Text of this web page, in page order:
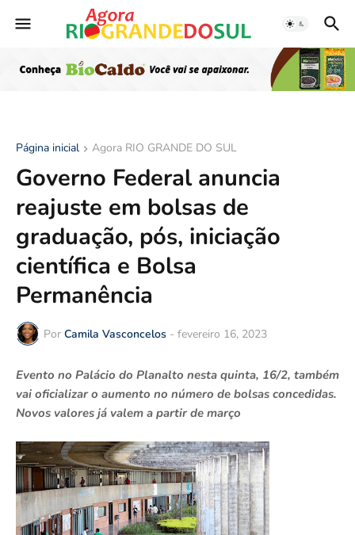
Página inicial Agora RIO GRANDE DO SUL
Governo Federal anuncia
reajuste em bolsas de
graduação, pós, iniciação
científica e Bolsa
Permanência
Por Camila Vasconcelos - fevereiro 16, 2023
Evento no Palácio do Planalto nesta quinta, 16/2, também
vai oficializar o aumento no número de bolsas concedidas.
Novos valores já valem a partir de março